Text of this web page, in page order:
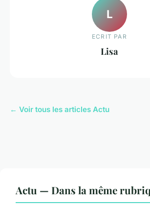
L
ECRIT PAR
Lisa
← Voir tous les articles Actu
Actu — Dans la même